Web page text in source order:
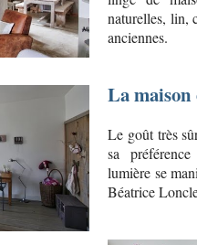
naturelles, lin,
anciennes.
La
Le goût très
sa
lumière se
Béatrice